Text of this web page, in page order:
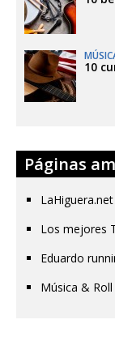
10
Páginas
LaHiguera.net
Los mejores
Eduardo
Música & Roll